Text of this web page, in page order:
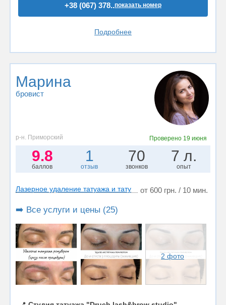
+38 (067) 378..показать номер
Подробнее
Марина
бровист
р-н. Приморский Проверено 19 июня
9.8
баллов
1
отзыв
70
звонков
7 л.
опыт
Лазерное удаление татуажа и тату от 600 грн. / 10 мин.
➡️ Все услуги и цены (25)
2 фото